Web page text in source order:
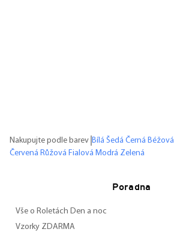
Nakupujte podle barev Bílá Šedá Černá Béžová
Červená Růžová Fialová Modrá Zelená
Poradna
Vše o Roletách Den a noc
Vzorky ZDARMA